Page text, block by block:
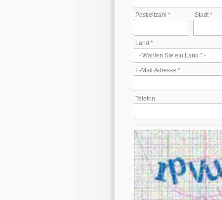
Postleitzahl * Stadt *
Land *
E-Mail Adresse *
Telefon